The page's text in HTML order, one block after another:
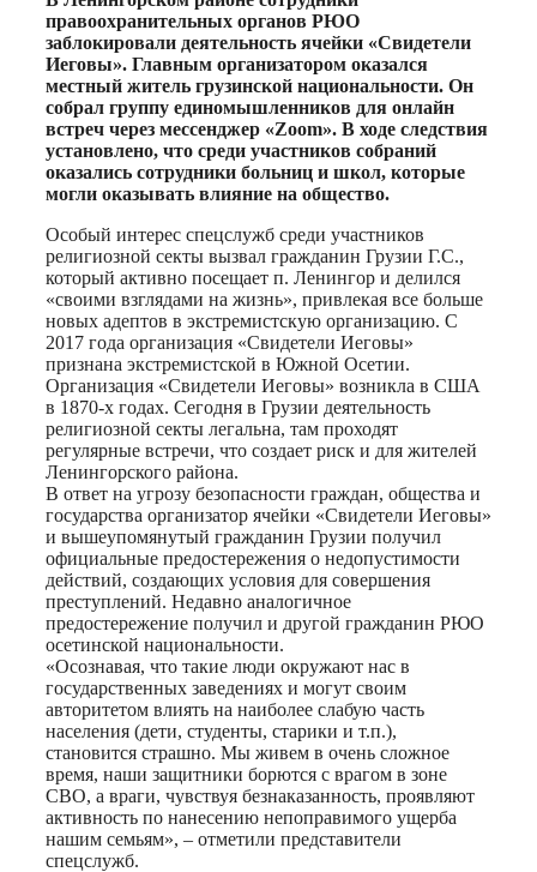
правоохранительных органов РЮО
заблокировали деятельность ячейки «Свидетели
Иеговы». Главным организатором оказался
местный житель грузинской национальности. Он
собрал группу единомышленников для онлайн
встреч через мессенджер «Zoom». В ходе следствия
установлено, что среди участников собраний
оказались сотрудники больниц и школ, которые
могли оказывать влияние на общество.
Особый интерес спецслужб среди участников
религиозной секты вызвал гражданин Грузии Г.С.,
который активно посещает п. Ленингор и делился
«своими взглядами на жизнь», привлекая все больше
новых адептов в экстремистскую организацию. С
2017 года организация «Свидетели Иеговы»
признана экстремистской в Южной Осетии.
Организация «Свидетели Иеговы» возникла в США
в 1870-х годах. Сегодня в Грузии деятельность
религиозной секты легальна, там проходят
регулярные встречи, что создает риск и для жителей
Ленингорского района.
В ответ на угрозу безопасности граждан, общества и
государства организатор ячейки «Свидетели Иеговы»
и вышеупомянутый гражданин Грузии получил
официальные предостережения о недопустимости
действий, создающих условия для совершения
преступлений. Недавно аналогичное
предостережение получил и другой гражданин РЮО
осетинской национальности.
«Осознавая, что такие люди окружают нас в
государственных заведениях и могут своим
авторитетом влиять на наиболее слабую часть
населения (дети, студенты, старики и т.п.),
становится страшно. Мы живем в очень сложное
время, наши защитники борются с врагом в зоне
СВО, а враги, чувствуя безнаказанность, проявляют
активность по нанесению непоправимого ущерба
нашим семьям», – отметили представители
спецслужб.